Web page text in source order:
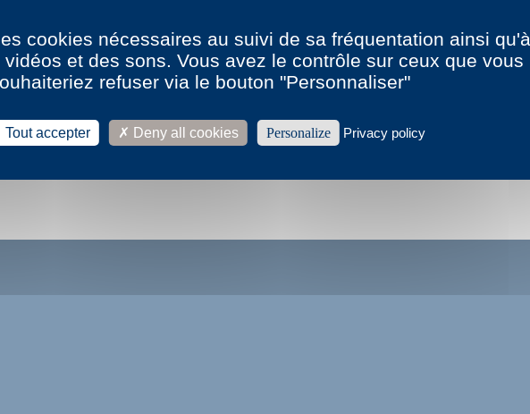
Voir tout le résumé du livre ↓
ce livre en ligne
biographie et la bibliographie d'Emmanuel Lascoux
cookies nécessaires au suivi de sa fréquentation ainsi qu'à
et des sons. Vous avez le contrôle sur ceux que vous
refuser via le bouton "Personnaliser"
Tout accepter Deny all cookies Personalize Privacy policy